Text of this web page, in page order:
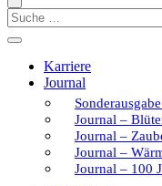
Search
Karriere
Journal
Journal –
Journal –
Journal –
Journal – 100